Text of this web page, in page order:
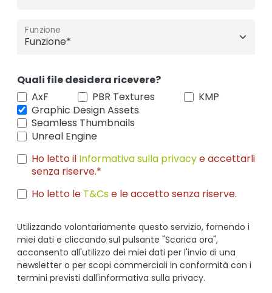
Funzione
Quali file desidera ricevere?
AxF
PBR Textures
KMP
Graphic Design Assets
Seamless Thumbnails
Unreal Engine
Ho letto il Informativa sulla privacye accettarli
senza riserve.*
Ho letto le T&Cse le accetto senza riserve.
Utilizzando volontariamente questo servizio, fornendo i
miei dati e cliccando sul pulsante "Scarica ora",
acconsento all'utilizzo dei miei dati per l'invio di una
newsletter o per scopi commerciali in conformità con i
termini previsti dall'informativa sulla privacy.